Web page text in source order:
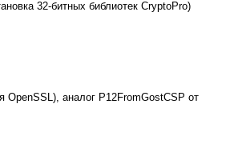
32-битных библиотек CryptoPro)
аналог P12FromGostCSP от